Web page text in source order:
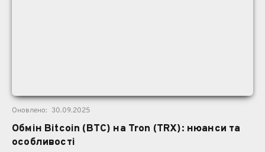
Оновлено: 30.09.2025
Обмін Bitcoin (BTC) на Tron (TRX): нюанси та
особливості